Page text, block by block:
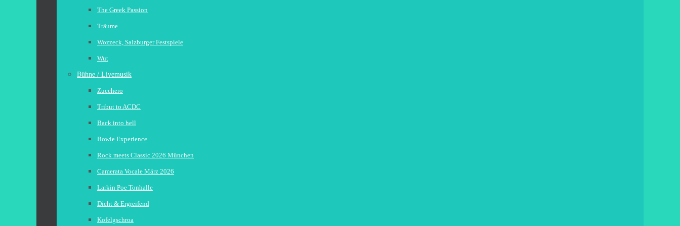
The Greek Passion
Träume
Wozzeck, Salzburger Festspiele
Wut
Bühne / Livemusik
Zucchero
Tribut to ACDC
Back into hell
Bowie Experience
Rock meets Classic 2026 München
Camerata Vocale März 2026
Larkin Poe Tonhalle
Dicht & Ergreifend
Kofelgschroa